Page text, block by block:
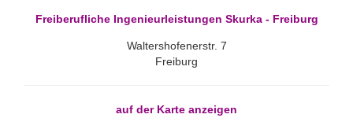
Freiberufliche Ingenieurleistungen Skurka - Freiburg
Waltershofenerstr. 7
Freiburg
auf der Karte anzeigen